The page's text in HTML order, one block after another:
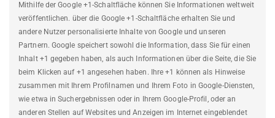
Mithilfe der Google +1-Schaltfläche können Sie Informationen weltweit
veröffentlichen. über die Google +1-Schaltfläche erhalten Sie und
andere Nutzer personalisierte Inhalte von Google und unseren
Partnern. Google speichert sowohl die Information, dass Sie für einen
Inhalt +1 gegeben haben, als auch Informationen über die Seite, die Sie
beim Klicken auf +1 angesehen haben. Ihre +1 können als Hinweise
zusammen mit Ihrem Profilnamen und Ihrem Foto in Google-Diensten,
wie etwa in Suchergebnissen oder in Ihrem Google-Profil, oder an
anderen Stellen auf Websites und Anzeigen im Internet eingeblendet